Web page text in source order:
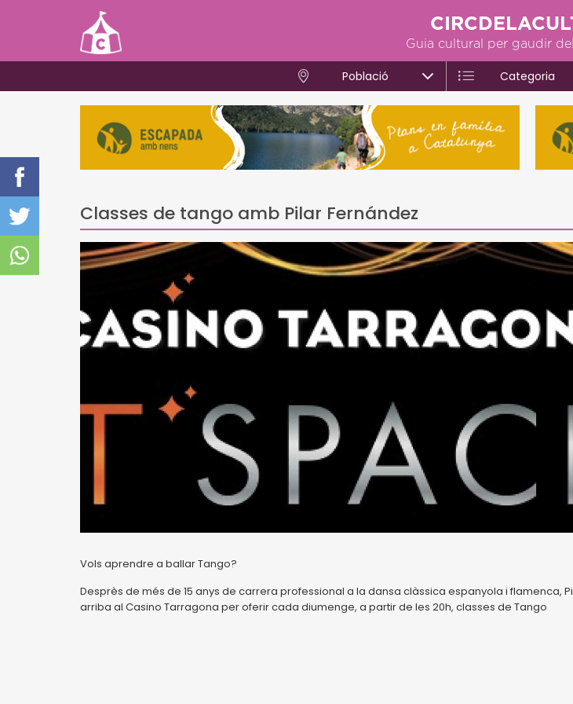
Guia cultural per gaudir
Població Categoria
Classes de tango amb Pilar Fernández
Vols aprendre a ballar Tango?
Desprès de més de 15 anys de carrera professional a la dansa clàssica espanyola i flamenca,
arriba al Casino Tarragona per oferir cada diumenge, a partir de les 20h, classes de Tango